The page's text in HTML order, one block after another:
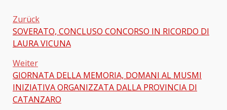
Beitragsnavigation
Zurück
SOVERATO, CONCLUSO CONCORSO IN RICORDO DI
LAURA VICUNA
Weiter
GIORNATA DELLA MEMORIA, DOMANI AL MUSMI
INIZIATIVA ORGANIZZATA DALLA PROVINCIA DI
CATANZARO